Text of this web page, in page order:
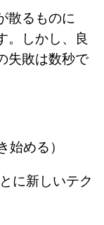
散るものに
。しかし、良
失敗は数秒で
始める）
に新しいテク